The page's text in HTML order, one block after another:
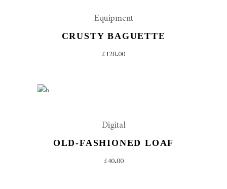
Equipment
CRUSTY BAGUETTE
£120.00
Digital
OLD-FASHIONED LOAF
£40.00